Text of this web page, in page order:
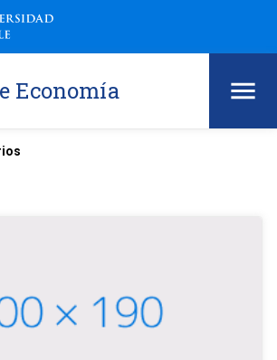
Economía